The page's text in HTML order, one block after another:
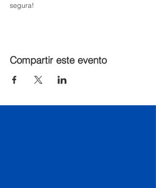
segura!
Compartir este evento